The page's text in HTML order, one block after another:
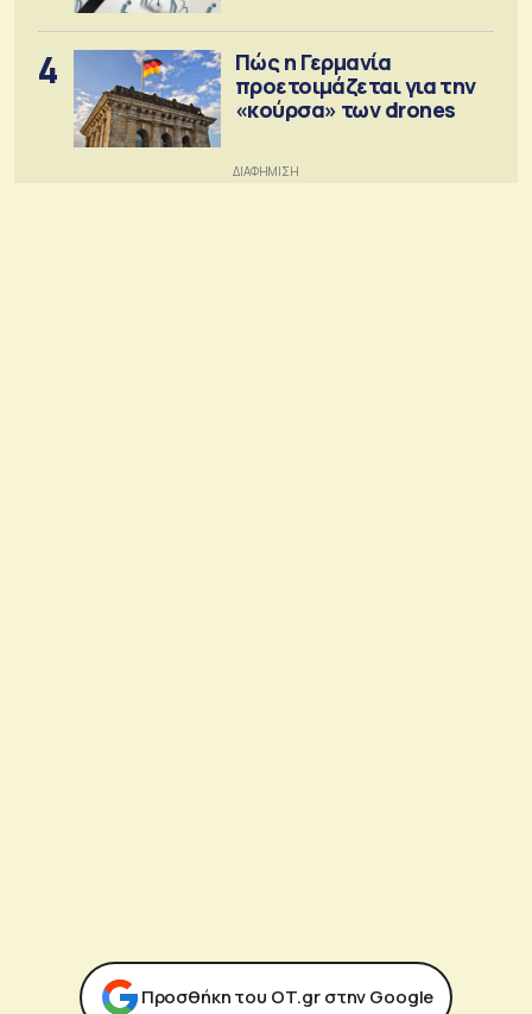
4
Πώς η Γερμανία
προετοιμάζεται για την
«κούρσα» των drones
Προσθήκη του ΟΤ.gr στην Google